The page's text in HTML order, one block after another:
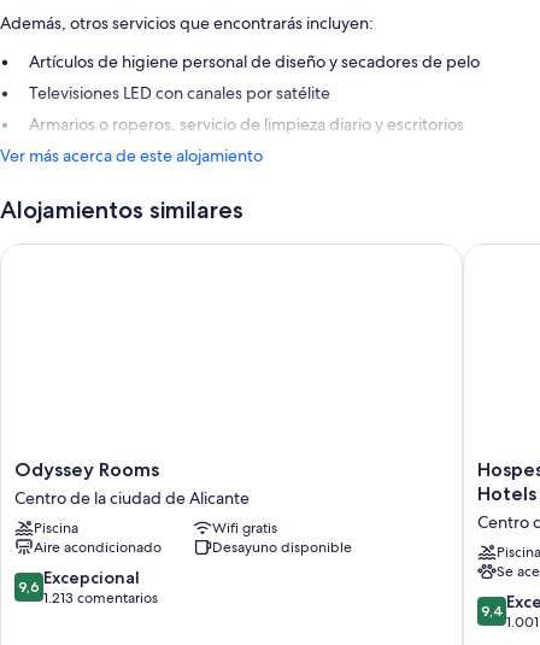
Además, otros servicios que encontrarás incluyen:
Artículos de higiene personal de diseño y secadores de pelo
Televisiones LED con canales por satélite
Armarios o roperos, servicio de limpieza diario y escritorios
Ver más acerca de este alojamiento
Alojamientos similares
Odyssey
Rooms
Centro
de
la
ciudad
de
Odyssey Rooms
Centro de la ciudad de Alicante
Piscina
Wifi gratis
Aire acondicionado
Desayuno disponible
9.6
sobre
9,6 Excepcional
1.213 comentarios
Odyssey Rooms
Hospes
a
of
Design
Hotels
Hotels
Centro
Piscina
Se
9.4
sobre
9,4
Hospes